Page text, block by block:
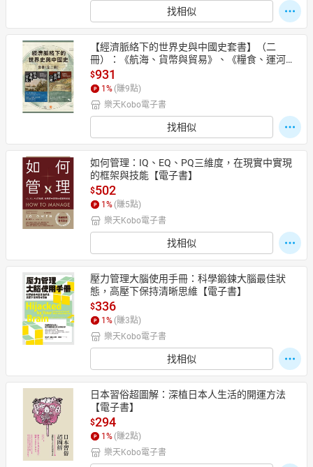
找相似
【經濟脈絡下的世界史與中國史套書】（二
冊）：《航海、貨幣與貿易》、《糧食、運河與
白銀》【電子書】
$931
1 % (賺9點)
樂天Kobo電子書
找相似
如何管理：IQ、EQ、PQ三維度，在現實中實現
的框架與技能【電子書】
$502
1 % (賺5點)
樂天Kobo電子書
找相似
壓力管理大腦使用手冊：科學鍛鍊大腦最佳狀
態，高壓下保持清晰思維【電子書】
$336
1 % (賺3點)
樂天Kobo電子書
找相似
日本習俗超圖解：深植日本人生活的開運方法
【電子書】
$294
1 % (賺2點)
樂天Kobo電子書